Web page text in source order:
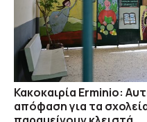
Κακοκαιρία Erminio:
απόφαση για τα